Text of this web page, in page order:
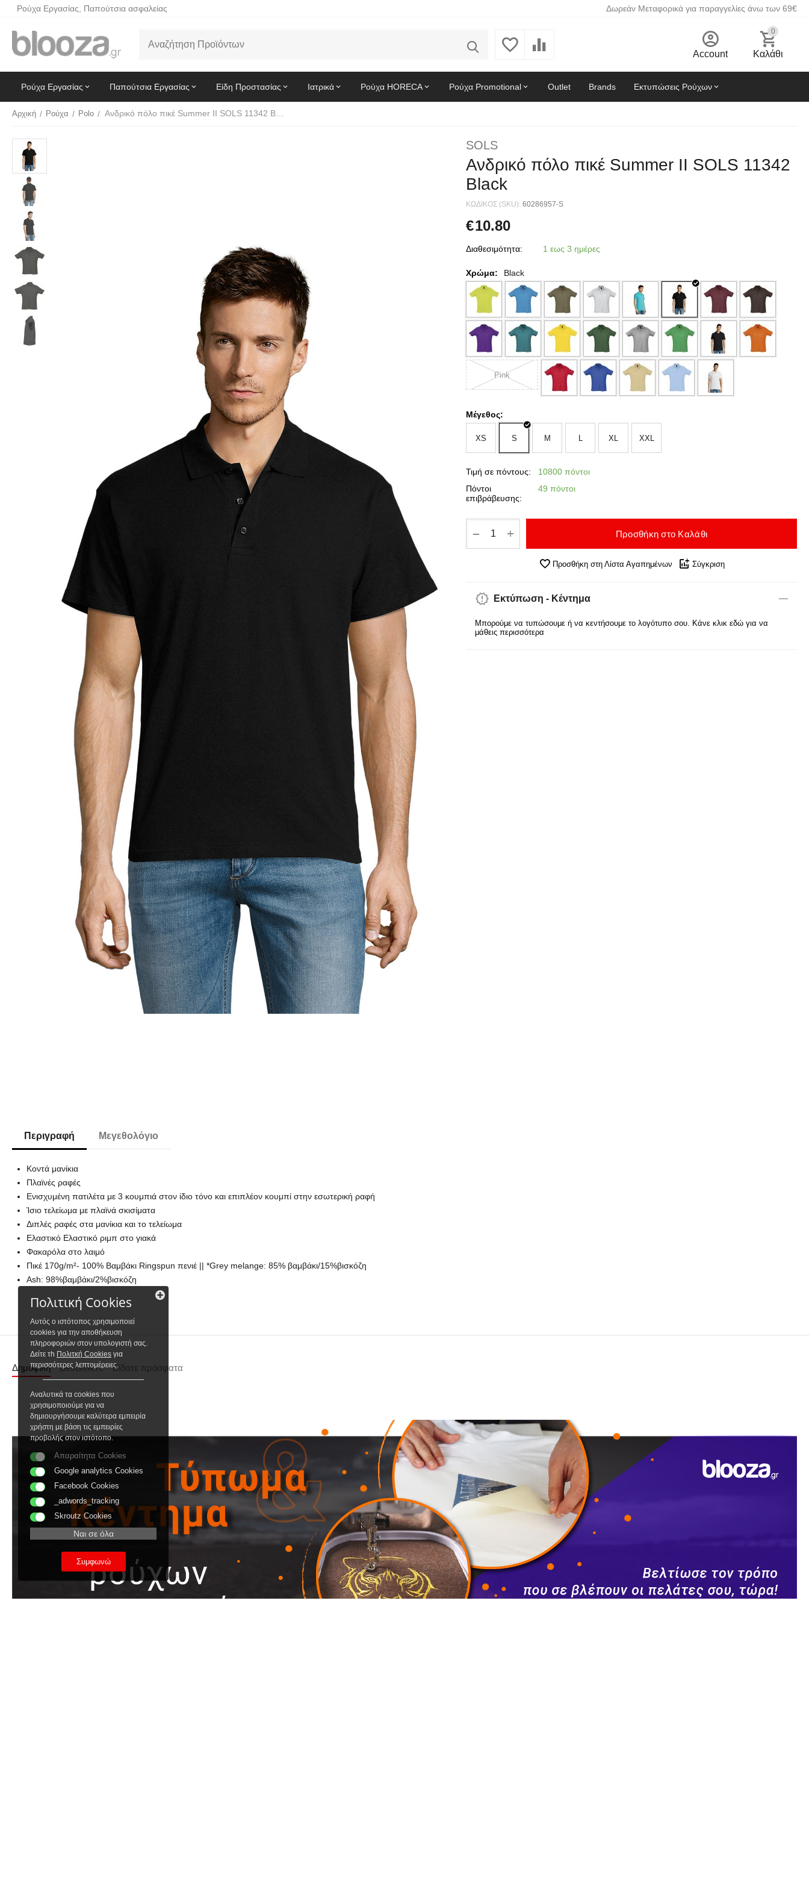
Ρούχα Εργασίας, Παπούτσια ασφαλείας Δωρεάν Μεταφορικά για παραγγελίες άνω των 69€
Account
0
Καλάθι
Ρούχα Εργασίας Παπούτσια Εργασίας Είδη Προστασίας Ιατρικά Ρούχα HORECA Ρούχα Promotional Outlet Brands Εκτυπώσεις Ρούχων
Αρχική / Ρούχα / Polo /
SOLS
Ανδρικό πόλο πικέ Summer II SOLS 11342
Black
ΚΩΔΙΚΟΣ (SKU): 60286957-S
€10.80
Διαθεσιμότητα: 1 εως 3 ημέρες
Χρώμα: Black
Pink
Μέγεθος:
XS S M L XL XXL
Τιμή σε πόντους:
10800 πόντοι
Πόντοι
επιβράβευσης:
49 πόντοι
+
− Προσθήκη στο Καλάθι
Προσθήκη στη Λίστα Αγαπημένων Σύγκριση
Εκτύπωση - Κέντημα
Μπορούμε να τυπώσουμε ή να κεντήσουμε το λογότυπο σου. Κάνε κλικ εδώ για να
μάθεις περισσότερα
Περιγραφή Μεγεθολόγιο
Κοντά μανίκια
Πλαϊνές ραφές
Ενισχυμένη πατιλέτα με 3 κουμπιά στον ίδιο τόνο και επιπλέον κουμπί στην εσωτερική ραφή
Ίσιο τελείωμα με πλαϊνά σκισίματα
Διπλές ραφές στα μανίκια και το τελείωμα
Ελαστικό Ελαστικό ριμπ στο γιακά
Φακαρόλα στο λαιμό
Πικέ 170g/m²- 100% Βαμβάκι Ringspun πενιέ || *Grey melange: 85% βαμβάκι/15%βισκόζη
Ash: 98%βαμβάκι/2%βισκόζη
Δημοφιλή Bestsellers Είδατε πρόσφατα
Πολιτική Cookies
Αυτός ο ιστότοπος χρησιμοποιεί
cookies για την αποθήκευση
πληροφοριών στον υπολογιστή σας.
Δείτε τh Πολιτκή Cookies για
περισσότερες λεπτομέρειες.
Αναλυτικά τα cookies που
χρησιμοποιούμε για να
δημιουργήσουμε καλύτερα εμπειρία
χρήστη με βάση τις εμπειρίες
προβολής στον ιστότοπο.
Απαραίτητα Cookies
Google analytics Cookies
Facebook Cookies
_adwords_tracking
Skroutz Cookies
Ναι σε όλα
Συμφωνώ